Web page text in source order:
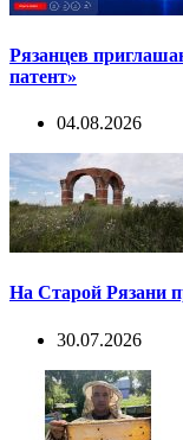
Рязанцев
патент»
04.08.2026
На Старой Рязани
30.07.2026